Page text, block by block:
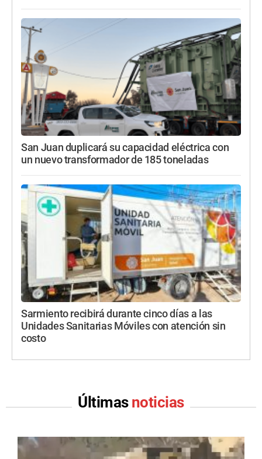
San Juan duplicará su capacidad eléctrica con
un nuevo transformador de 185 toneladas
Sarmiento recibirá durante cinco días a las
Unidades Sanitarias Móviles con atención sin
costo
Últimas noticias